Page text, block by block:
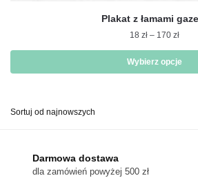
Plakat z łamami
18 zł – 170 zł
od
18 zł
Wybierz opcje
Darmowa dostawa
dla zamówień powyżej 500 zł